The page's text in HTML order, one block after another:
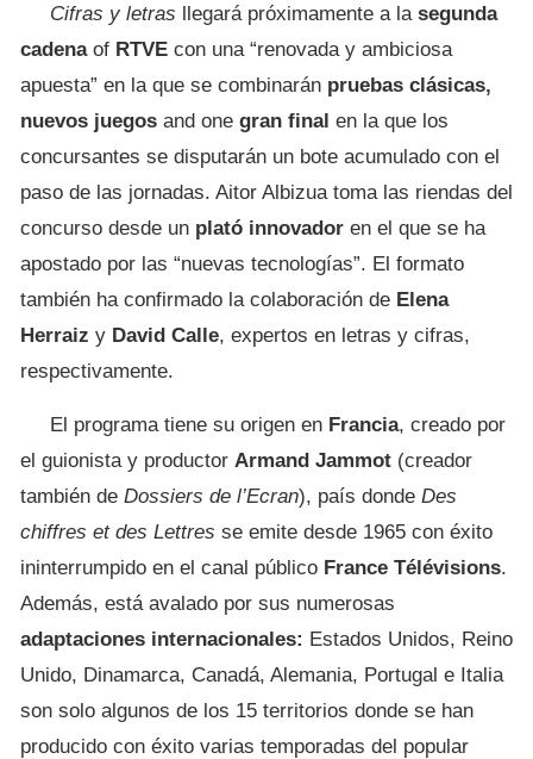
Cifras y letras llegará próximamente a la segunda
cadenaof RTVE con una “renovada y ambiciosa
apuesta” en la que se combinarán pruebas clásicas,
nuevos juegos and one gran final en la que los
concursantes se disputarán un bote acumulado con el
paso de las jornadas. Aitor Albizua toma las riendas del
concurso desde un plató innovador en el que se ha
apostado por las “nuevas tecnologías”. El formato
también ha confirmado la colaboración de Elena
Herraiz y David Calle, expertos en letras y cifras,
respectivamente.
El programa tiene su origen en Francia, creado por
el guionista y productor Armand Jammot (creador
también de Dossiers de l’Ecran), país donde Des
chiffres et des Lettres se emite desde 1965 con éxito
ininterrumpido en el canal público France Télévisions.
Además, está avalado por sus numerosas
adaptaciones internacionales: Estados Unidos, Reino
Unido, Dinamarca, Canadá, Alemania, Portugal e Italia
son solo algunos de los 15 territorios donde se han
producido con éxito varias temporadas del popular